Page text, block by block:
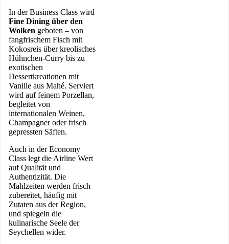
In der Business Class wird
Fine Dining über den
Wolken geboten – von
fangfrischem Fisch mit
Kokosreis über kreolisches
Hühnchen-Curry bis zu
exotischen
Dessertkreationen mit
Vanille aus Mahé. Serviert
wird auf feinem Porzellan,
begleitet von
internationalen Weinen,
Champagner oder frisch
gepressten Säften.
Auch in der Economy
Class legt die Airline Wert
auf Qualität und
Authentizität. Die
Mahlzeiten werden frisch
zubereitet, häufig mit
Zutaten aus der Region,
und spiegeln die
kulinarische Seele der
Seychellen wider.